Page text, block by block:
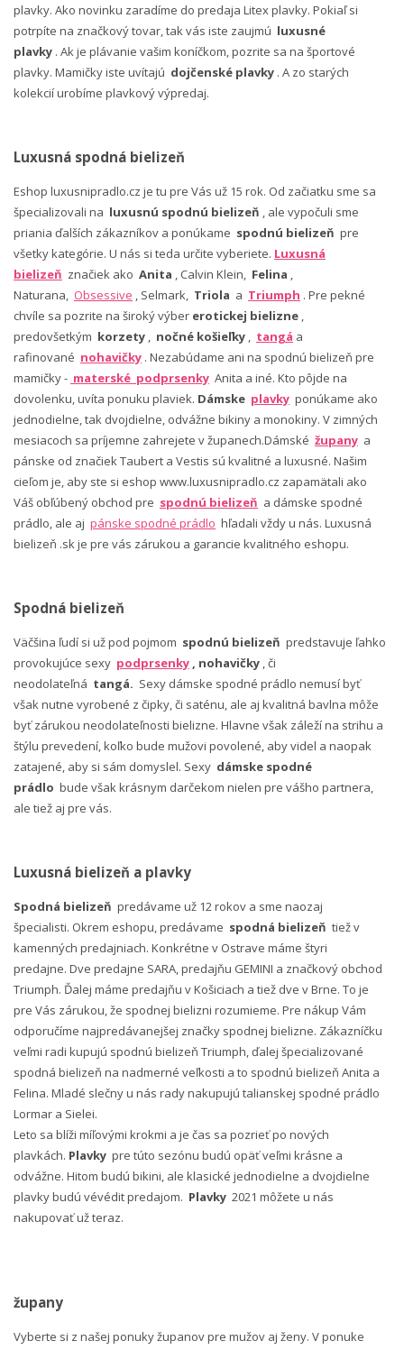
plavky. Ako novinku zaradíme do predaja Litex plavky. Pokiaľ si
potrpíte na značkový tovar, tak vás iste zaujmú luxusné
plavky . Ak je plávanie vašim koníčkom, pozrite sa na športové
plavky. Mamičky iste uvítajú dojčenské plavky . A zo starých
kolekcií urobíme plavkový výpredaj.
Luxusná spodná bielizeň
Eshop luxusnipradlo.cz je tu pre Vás už 15 rok. Od začiatku sme sa
špecializovali na luxusnú spodnú bielizeň , ale vypočuli sme
priania ďalších zákazníkov a ponúkame spodnú bielizeň pre
všetky kategórie. U nás si teda určite vyberiete. Luxusná
bielizeň značiek ako Anita , Calvin Klein, Felina ,
Naturana, Obsessive , Selmark, Triola a Triumph . Pre pekné
chvíle sa pozrite na široký výber erotickej bielizne ,
predovšetkým korzety , nočné košieľky , tangá a
rafinované nohavičky . Nezabúdame ani na spodnú bielizeň pre
mamičky - materské podprsenky Anita a iné. Kto pôjde na
dovolenku, uvíta ponuku plaviek. Dámske plavky ponúkame ako
jednodielne, tak dvojdielne, odvážne bikiny a monokiny. V zimných
mesiacoch sa príjemne zahrejete v županech.Dámské župany a
pánske od značiek Taubert a Vestis sú kvalitné a luxusné. Našim
cieľom je, aby ste si eshop www.luxusnipradlo.cz zapamätali ako
Váš obľúbený obchod pre spodnú bielizeň a dámske spodné
prádlo, ale aj pánske spodné prádlo hľadali vždy u nás. Luxusná
bielizeň .sk je pre vás zárukou a garancie kvalitného eshopu.
Spodná bielizeň
Väčšina ľudí si už pod pojmom spodnú bielizeň predstavuje ľahko
provokujúce sexy podprsenky , nohavičky , či
neodolateľná tangá. Sexy dámske spodné prádlo nemusí byť
však nutne vyrobené z čipky, či saténu, ale aj kvalitná bavlna môže
byť zárukou neodolateľnosti bielizne. Hlavne však záleží na strihu a
štýlu prevedení, koľko bude mužovi povolené, aby videl a naopak
zatajené, aby si sám domyslel. Sexy dámske spodné
prádlo bude však krásnym darčekom nielen pre vášho partnera,
ale tiež aj pre vás.
Luxusná bielizeň a plavky
Spodná bielizeň predávame už 12 rokov a sme naozaj
špecialisti. Okrem eshopu, predávame spodná bielizeň tiež v
kamenných predajniach. Konkrétne v Ostrave máme štyri
predajne. Dve predajne SARA, predajňu GEMINI a značkový obchod
Triumph. Ďalej máme predajňu v Košiciach a tiež dve v Brne. To je
pre Vás zárukou, že spodnej bielizni rozumieme. Pre nákup Vám
odporučíme najpredávanejšej značky spodnej bielizne. Zákazníčku
veľmi radi kupujú spodnú bielizeň Triumph, ďalej špecializované
spodná bielizeň na nadmerné veľkosti a to spodnú bielizeň Anita a
Felina. Mladé slečny u nás rady nakupujú talianskej spodné prádlo
Lormar a Sielei.
Leto sa blíži míľovými krokmi a je čas sa pozrieť po nových
plavkách. Plavky pre túto sezónu budú opäť veľmi krásne a
odvážne. Hitom budú bikini, ale klasické jednodielne a dvojdielne
plavky budú vévédit predajom. Plavky 2021 môžete u nás
nakupovať už teraz.
župany
Vyberte si z našej ponuky županov pre mužov aj ženy. V ponuke